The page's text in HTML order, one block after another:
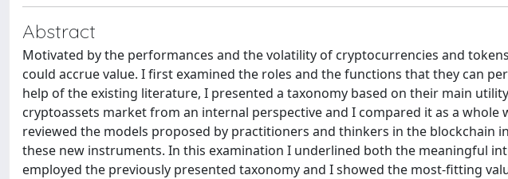
Abstract
Motivated by the performances and the volatility of cryptocurrencies and
could accrue value. I first examined the roles and the functions that they can
help of the existing literature, I presented a taxonomy based on their main
cryptoassets market from an internal perspective and I compared it as a whole
reviewed the models proposed by practitioners and thinkers in the blockchain
these new instruments. In this examination I underlined both the meaningful
employed the previously presented taxonomy and I showed the most-fitting